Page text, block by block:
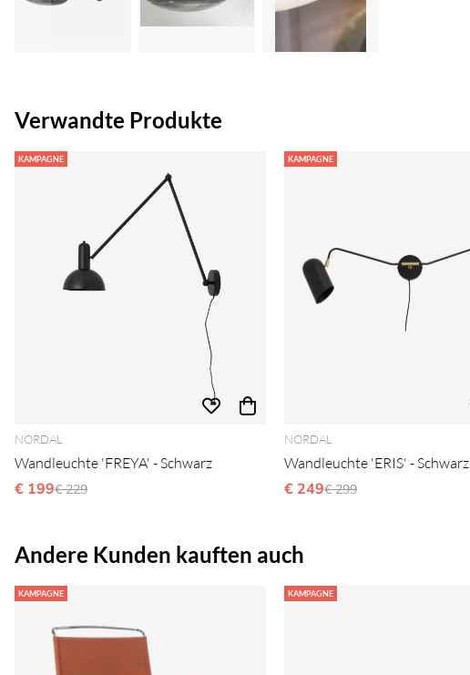
Verwandte Produkte
KAMPAGNE
NORDAL
Wandleuchte 'FREYA' - Schwarz
€ 199Ordinarie pris:
€ 229
KAMPAGNE
NORDAL
Wandleuchte 'ERIS' - Schwarz
€ 249Ordinarie pris:
€ 299
Andere Kunden kauften auch
KAMPAGNE KAMPAGNE